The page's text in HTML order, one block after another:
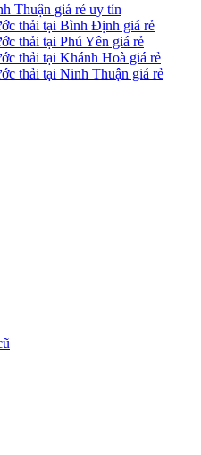
Thuận giá rẻ uy tín
thải tại Bình Định giá rẻ
thải tại Phú Yên giá rẻ
thải tại Khánh Hoà giá rẻ
thải tại Ninh Thuận giá rẻ